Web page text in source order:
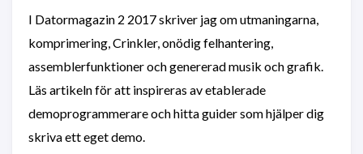
I Datormagazin 2 2017 skriver jag om utmaningarna,
komprimering, Crinkler, onödig felhantering,
assemblerfunktioner och genererad musik och grafik.
Läs artikeln för att inspireras av etablerade
demoprogrammerare och hitta guider som hjälper dig
skriva ett eget demo.